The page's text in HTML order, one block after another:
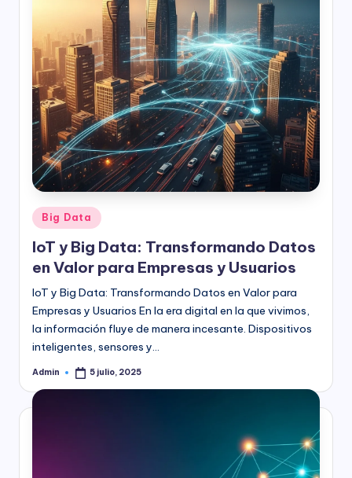
Publicado
en
Big Data
IoT y Big Data: Transformando Datos
en Valor para Empresas y Usuarios
IoT y Big Data: Transformando Datos en Valor para
Empresas y Usuarios En la era digital en la que vivimos,
la información fluye de manera incesante. Dispositivos
inteligentes, sensores y…
Publicado
Admin 5 julio, 2025